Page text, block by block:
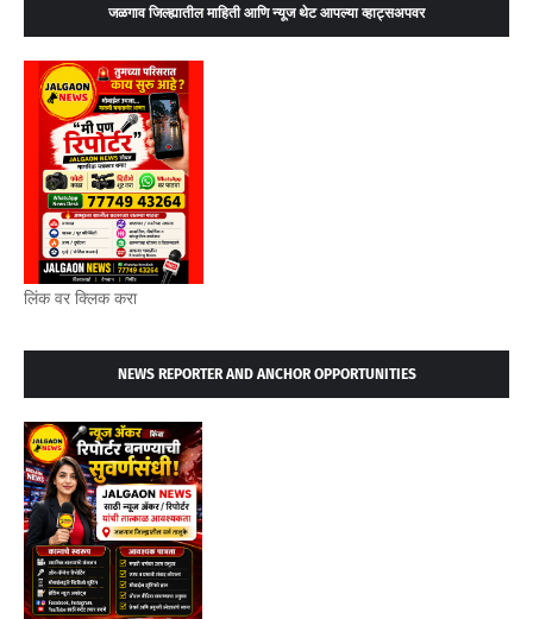
जळगाव जिल्ह्यातील माहिती आणि न्यूज थेट आपल्या व्हाट्सअपवर
लिंक वर क्लिक करा
NEWS REPORTER AND ANCHOR OPPORTUNITIES